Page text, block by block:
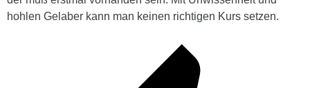
hohlen Gelaber kann man keinen richtigen Kurs setzen.